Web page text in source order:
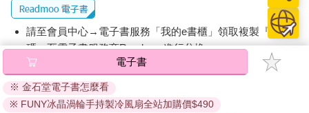
請至會員中心→電子書服務「我的e書櫃」領取複製『兌換
碼』至電子書服務商Readmoo進行兌換。
退換貨須知：
因版權保護，您在金石堂所購買的電子書僅能以金石堂專屬
的閱讀軟體開啟閱讀，無法以其他閱讀器或直接下載檔案。
電子書
※ 金石堂電子書怎麼看
※ FUNY冰晶渦輪手持製冷風扇全站加購價$490